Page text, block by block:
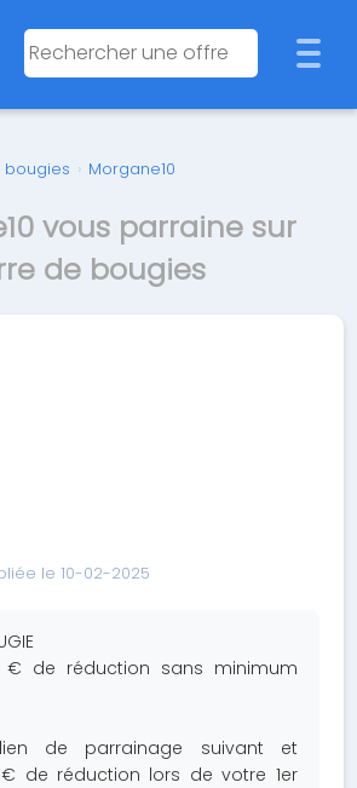
› Morgane10
vous parraine sur
de bougies
le 10-02-2025
€ de réduction sans minimum
de parrainage suivant et
€ de réduction lors de votre 1er